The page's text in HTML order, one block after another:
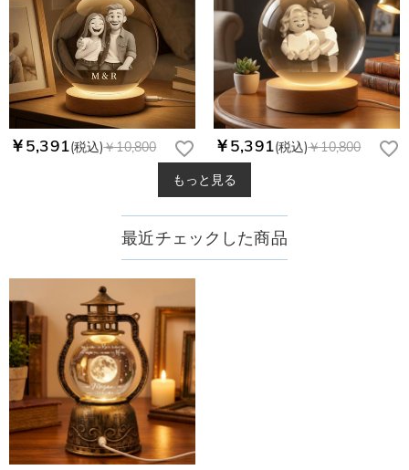
￥5,391(税込)￥10,800 ￥5,391(税込)￥10,800
もっと見る
最近チェックした商品